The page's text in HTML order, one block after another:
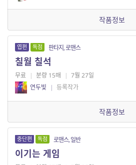
작품정보
엽편 독점 판타지, 로맨스
칠월 칠석
무료 | 분량 15매 | 7월 27일
연두빛
| 등록작가
작품정보
중단편 독점 로맨스, 일반
이기는 게임